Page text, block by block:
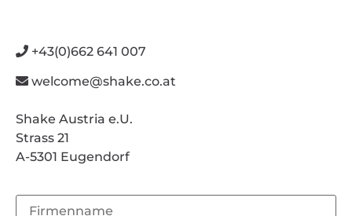
+43(0)662 641 007
welcome@shake.co.at
Shake Austria e.U.
Strass 21
A-5301 Eugendorf